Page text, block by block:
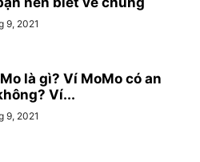
9, 2021
là gì? Ví MoMo có an
Ví...
9, 2021